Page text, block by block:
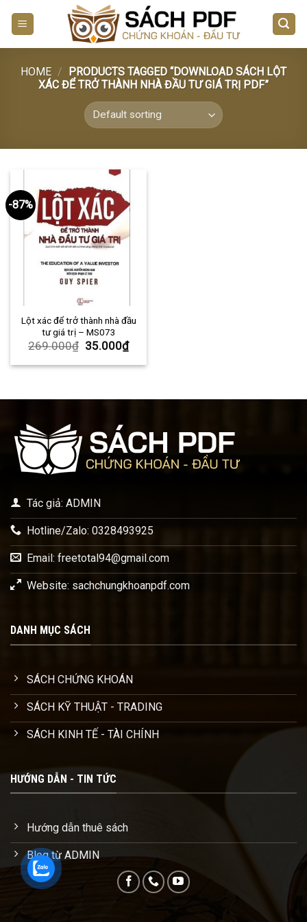
HOME /
PRODUCTS TAGGED “DOWNLOAD SÁCH LỘT
XÁC ĐỂ TRỞ THÀNH NHÀ ĐẦU TƯ GIÁ TRỊ PDF”
-87%
Lột xác để trở thành nhà đầu
tư giá trị – MS073
269.000₫ 35.000₫
Tác giả: ADMIN
Hotline/Zalo: 0328493925
Email: freetotal94@gmail.com
Website: sachchungkhoanpdf.com
DANH MỤC SÁCH
SÁCH CHỨNG KHOÁN
SÁCH KỸ THUẬT - TRADING
SÁCH KINH TẾ - TÀI CHÍNH
HƯỚNG DẪN - TIN TỨC
Hướng dẫn thuê sách
Blog từ ADMIN